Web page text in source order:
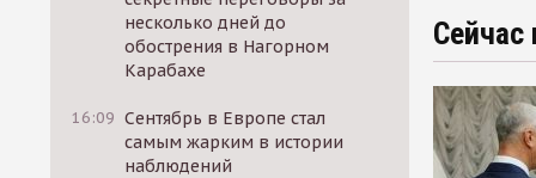
несколько дней до
обострения в Нагорном
Карабахе
16:09 Сентябрь в Европе стал
самым жарким в истории
наблюдений
Сейчас